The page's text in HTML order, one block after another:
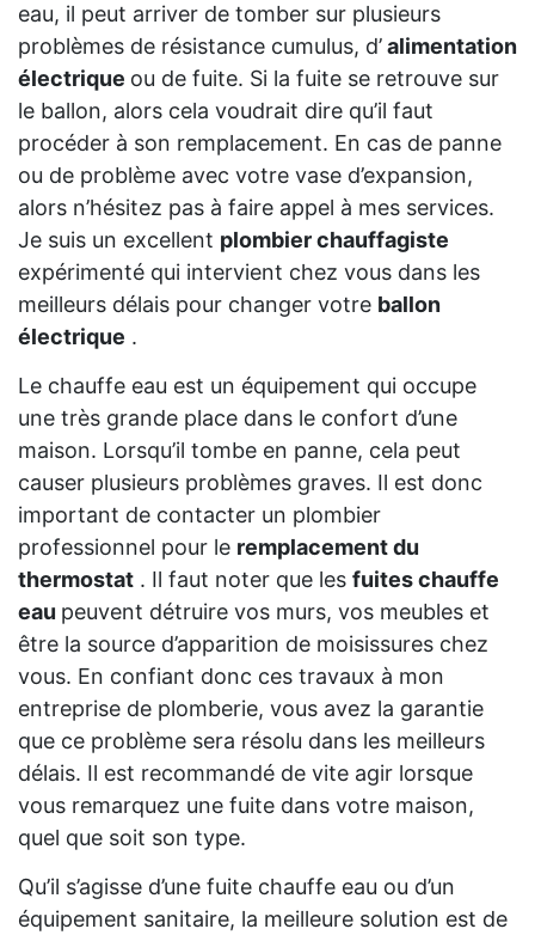
eau, il peut arriver de tomber sur plusieurs
problèmes de résistance cumulus, d’alimentation
électrique ou de fuite. Si la fuite se retrouve sur
le ballon, alors cela voudrait dire qu’il faut
procéder à son remplacement. En cas de panne
ou de problème avec votre vase d’expansion,
alors n’hésitez pas à faire appel à mes services.
Je suis un excellent plombier chauffagiste
expérimenté qui intervient chez vous dans les
meilleurs délais pour changer votre ballon
électrique .
Le chauffe eau est un équipement qui occupe
une très grande place dans le confort d’une
maison. Lorsqu’il tombe en panne, cela peut
causer plusieurs problèmes graves. Il est donc
important de contacter un plombier
professionnel pour le remplacement du
thermostat . Il faut noter que les fuites chauffe
eau peuvent détruire vos murs, vos meubles et
être la source d’apparition de moisissures chez
vous. En confiant donc ces travaux à mon
entreprise de plomberie, vous avez la garantie
que ce problème sera résolu dans les meilleurs
délais. Il est recommandé de vite agir lorsque
vous remarquez une fuite dans votre maison,
quel que soit son type.
Qu’il s’agisse d’une fuite chauffe eau ou d’un
équipement sanitaire, la meilleure solution est de